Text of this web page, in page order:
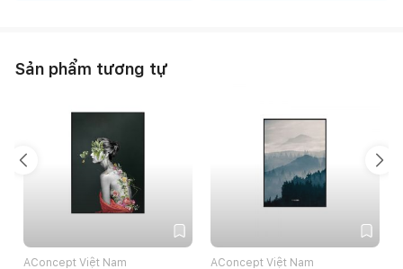
Sản phẩm tương tự
AConcept Việt Nam AConcept Việt Nam